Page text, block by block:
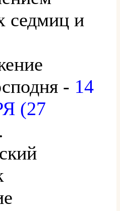
седмиц и
- 14
(27
.